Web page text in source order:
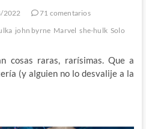
2022
71 comentarios
john byrne Marvel she-hulk Solo
cosas raras, rarísimas. Que a
(y alguien no lo desvalije a la